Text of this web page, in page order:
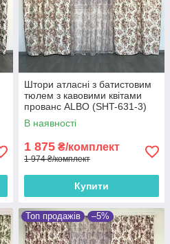
Штори атласні з батистовим
тюлем з кавовими квітами
прованс ALBO (SHT-631-3)
В наявності
1 875 ₴/комплект
1 974 ₴/комплект
Купити
Топ продажів –5%